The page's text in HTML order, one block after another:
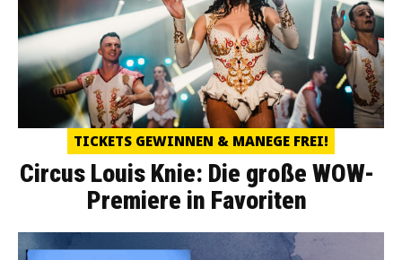
TICKETS GEWINNEN & MANEGE FREI!
Circus Louis Knie: Die große WOW-
Premiere in Favoriten